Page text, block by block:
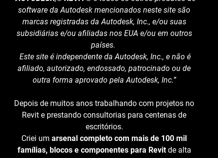
software da Autodesk mencionados neste site são
marcas registradas da Autodesk, Inc., e/ou suas
subsidiárias e/ou afiliadas nos EUA e/ou em outros
países.
Este site é independente da Autodesk, Inc., e não é
afiliado, autorizado, endossado, patrocinado ou de
outra forma aprovado pela Autodesk, Inc.”
Depois de muitos anos trabalhando com projetos no
Revit e prestando consultorias para centenas de
escritórios.
Criei um arsenal completo com mais de 100 mil
famílias, blocos e componentes para Revitde alta